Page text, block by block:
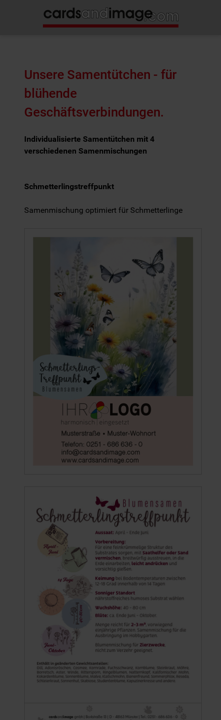
Unsere Samentütchen - für
blühende
Geschäftsverbindungen.
Individualisierte Samentütchen mit 4
verschiedenen Samenmischungen
Schmetterlingstreffpunkt
Samenmischung optimiert für Schmetterlinge